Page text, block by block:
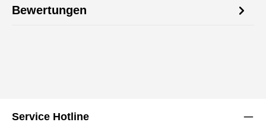
Bewertungen
Service Hotline